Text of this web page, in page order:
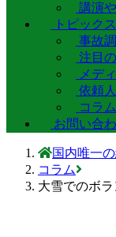
講演
トピックス
事故
注目
メデ
依頼
コラム
お問い合
国内唯一
コラム
大雪でのボ